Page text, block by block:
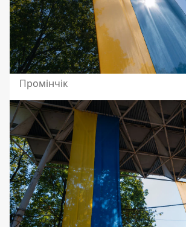
Промінчік